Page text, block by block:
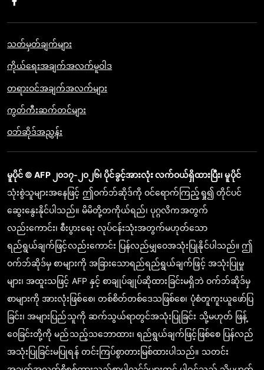
သတ်မှတ်ချက်များ
ကိုယ်ရေးအချက်အလက်မူဝါဒ
တရားဝင်အချက်အလက်များ
ကွတ်ကီးဆက်တင်များ
ဝဘ်ဆိုဒ်အညွှန်း
မူပိုင် © AFP ၂၀၁၇-၂၀၂၆၊ ပိုင်ခွင့်အားလုံး လက်ဝယ်ရှိထားပြီး၊ မူပိုင်
သုံးစွဲသူများအနေဖြင့် ဤဝက်ဘ်ဆိုဒ်ကို ဝင်ရောက်ကြည့်ရှု၍ တိုင်ပင်
ဆွေးနွေးနိုင်ပါသည်။ မိမိတို့တကိုယ်ရည်၊ ပုဂ္ဂလိကအတွက်
လည်းကောင်း၊ စီးပွားရေး လုပ်ငန်းသုံးအတွက်မဟုတ်သော
ရည်ရွယ်ချက်ဖြင့်လည်းကောင်း ပြန်လည်မျှဝေအသုံးပြုနိုင်ပါသည်။ ဤ
ဝက်ဘ်ဆိုဒ်မှ စာများကို အခြားသောရည်ရည်ရွယ်ချက်ဖြင့် အသုံးပြုမှု
များ၊ အထူးသဖြင့် AFP နှင့် စာချုပ်ချုပ်ဆိုထားခြင်းမရှိဘဲ ဝက်ဘ်ဆိုဒ်မှ
စာများကို အားလုံးဖြစ်စေ၊ တစ်စိတ်တစ်ဒေသဖြစ်စေ၊ ပုံစံတူကူးယူဖော်ပြ
ခြင်း၊ အများပြည်သူကို ဆက်သွယ်ရာတွင်အသုံးပြုခြင်း သို့မဟုတ် ဖြန့်
ဝေခြင်းတို့ကို မည်သည့်သဘောထား၊ ရည်ရွယ်ချက်ဖြင့်ဖြစ်စေ ပြန်လည်
အသုံးပြုခြင်းမပြုရန် တင်းကြပ်စွာတားမြစ်ထားပါသည်။ သတင်း